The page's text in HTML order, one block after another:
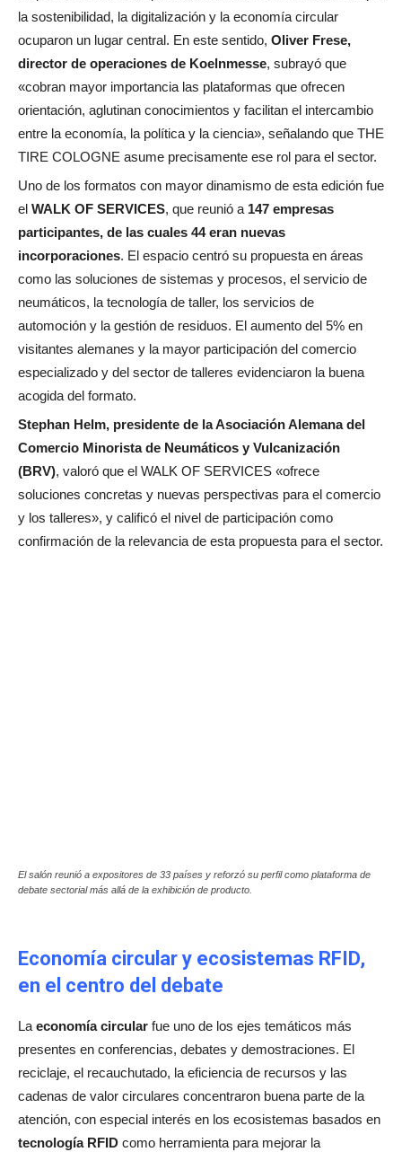
la sostenibilidad, la digitalización y la economía circular
ocuparon un lugar central. En este sentido, Oliver Frese,
director de operaciones de Koelnmesse, subrayó que
«cobran mayor importancia las plataformas que ofrecen
orientación, aglutinan conocimientos y facilitan el intercambio
entre la economía, la política y la ciencia», señalando que THE
TIRE COLOGNE asume precisamente ese rol para el sector.
Uno de los formatos con mayor dinamismo de esta edición fue
el WALK OF SERVICES, que reunió a 147 empresas
participantes, de las cuales 44 eran nuevas
incorporaciones. El espacio centró su propuesta en áreas
como las soluciones de sistemas y procesos, el servicio de
neumáticos, la tecnología de taller, los servicios de
automoción y la gestión de residuos. El aumento del 5% en
visitantes alemanes y la mayor participación del comercio
especializado y del sector de talleres evidenciaron la buena
acogida del formato.
Stephan Helm, presidente de la Asociación Alemana del
Comercio Minorista de Neumáticos y Vulcanización
(BRV), valoró que el WALK OF SERVICES «ofrece
soluciones concretas y nuevas perspectivas para el comercio
y los talleres», y calificó el nivel de participación como
confirmación de la relevancia de esta propuesta para el sector.
El salón reunió a expositores de 33 países y reforzó su perfil como plataforma de
debate sectorial más allá de la exhibición de producto.
Economía circular y ecosistemas RFID,
en el centro del debate
La economía circular fue uno de los ejes temáticos más
presentes en conferencias, debates y demostraciones. El
reciclaje, el recauchutado, la eficiencia de recursos y las
cadenas de valor circulares concentraron buena parte de la
atención, con especial interés en los ecosistemas basados en
tecnología RFID como herramienta para mejorar la